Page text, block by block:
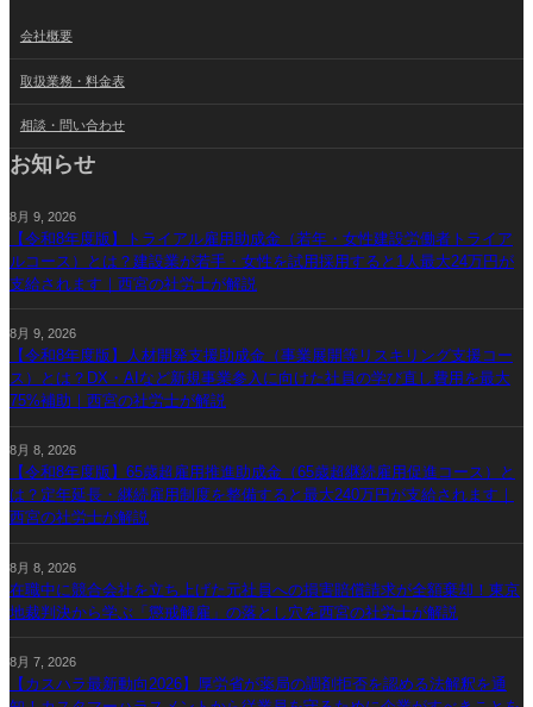
会社概要
取扱業務・料金表
相談・問い合わせ
お知らせ
8月 9, 2026
【令和8年度版】トライアル雇用助成金（若年・女性建設労働者トライア
ルコース）とは？建設業が若手・女性を試用採用すると1人最大24万円が
支給されます｜西宮の社労士が解説
8月 9, 2026
【令和8年度版】人材開発支援助成金（事業展開等リスキリング支援コー
ス）とは？DX・AIなど新規事業参入に向けた社員の学び直し費用を最大
75%補助｜西宮の社労士が解説
8月 8, 2026
【令和8年度版】65歳超雇用推進助成金（65歳超継続雇用促進コース）と
は？定年延長・継続雇用制度を整備すると最大240万円が支給されます｜
西宮の社労士が解説
8月 8, 2026
在職中に競合会社を立ち上げた元社員への損害賠償請求が全額棄却！東京
地裁判決から学ぶ「懲戒解雇」の落とし穴を西宮の社労士が解説
8月 7, 2026
【カスハラ最新動向2026】厚労省が薬局の調剤拒否を認める法解釈を通